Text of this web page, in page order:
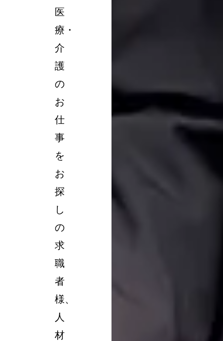
医
療・
介
護
の
お
仕
事
を
お
探
し
の
求
職
者
様、
人
材